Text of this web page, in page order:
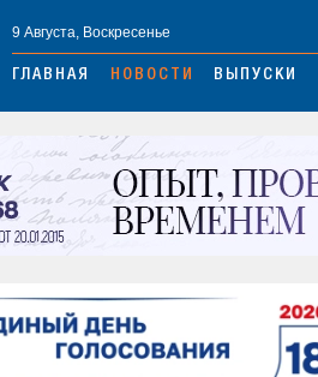
9 Августа, Воскресенье
ГЛАВНАЯ НОВОСТИ ВЫПУСКИ